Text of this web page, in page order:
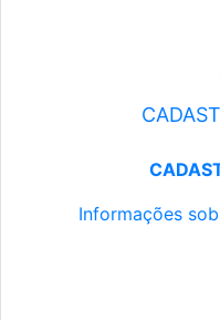
Informações